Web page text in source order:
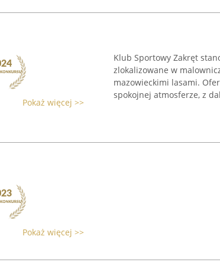
Pokaż więcej >>
Klub Sportowy Zakręt
zlokalizowane w
mazowieckimi lasami.
spokojnej atmosferze, z
Pokaż więcej >>